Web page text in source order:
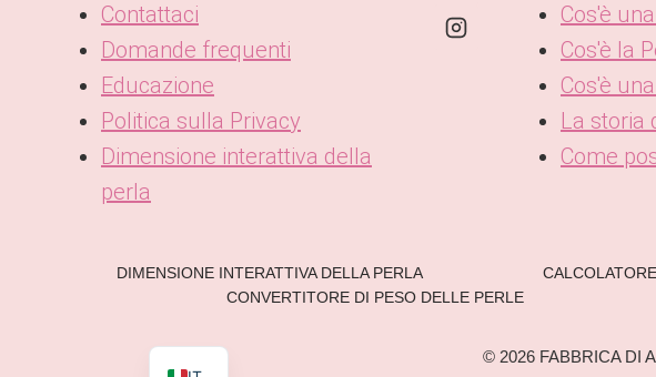
Contattaci
Domande frequenti
Educazione
Politica sulla Privacy
Dimensione interattiva della
perla
Cos'è
Cos'è la
Cos'è
La storia
Come
DIMENSIONE INTERATTIVA DELLA PERLA
CONVERTITORE DI PESO DELLE PERLE
© 2026 FABBRICA DI
AR
KO